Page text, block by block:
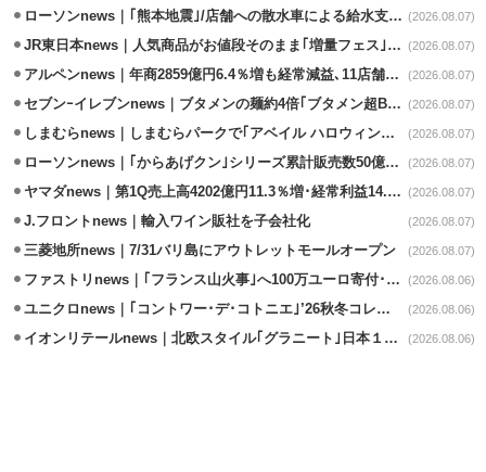
ローソンnews｜｢熊本地震｣/店舗への散水車による給水支援を開始 (2026.08.07)
JR東日本news｜人気商品がお値段そのまま｢増量フェス｣8/18から開催 (2026.08.07)
アルペンnews｜年商2859億円6.4％増も経常減益､11店舗出店、4店閉鎖 (2026.08.07)
セブンｰイレブンnews｜ブタメンの麺約4倍｢ブタメン超BIG｣8/11から限定発売 (2026.08.07)
しまむらnews｜しまむらパークで｢アベイル ハロウィンじゅんびフェア｣開催 (2026.08.07)
ローソンnews｜｢からあげクン｣シリーズ累計販売数50億食突破 (2026.08.07)
ヤマダnews｜第1Q売上高4202億円11.3％増･経常利益14.5％増 (2026.08.07)
J.フロントnews｜輸入ワイン販社を子会社化 (2026.08.07)
三菱地所news｜7/31バリ島にアウトレットモールオープン (2026.08.07)
ファストリnews｜｢フランス山火事｣へ100万ユーロ寄付･衣料5万点も提供 (2026.08.06)
ユニクロnews｜｢コントワー･デ･コトニエ｣’26秋冬コレクション8/28発売 (2026.08.06)
イオンリテールnews｜北欧スタイル｢グラニート｣日本１号店を自由が丘に開業 (2026.08.06)